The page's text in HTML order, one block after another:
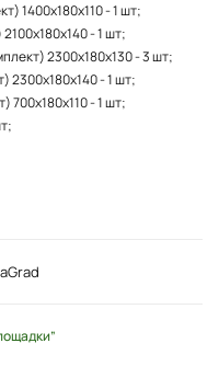
1400х180х110 - 1 шт;
- 1 шт;
2300х180х130 - 3 шт;
- 1 шт;
700х180х110 - 1 шт;